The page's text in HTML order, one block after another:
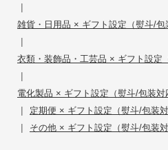
|
雑貨・日用品 × ギフト設定（熨斗/
|
衣類・装飾品・工芸品 × ギフト設定
|
電化製品 × ギフト設定（熨斗/包装
| 定期便 × ギフト設定（熨斗/包装
| その他 × ギフト設定（熨斗/包装